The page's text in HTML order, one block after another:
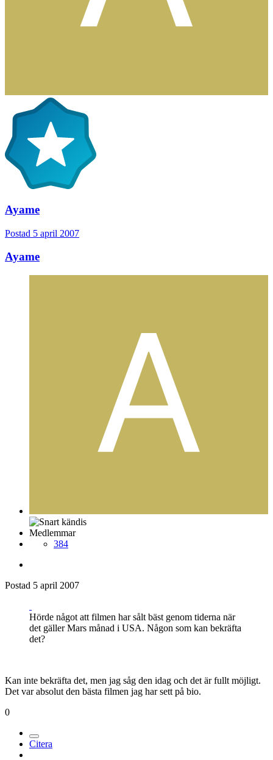
Ayame
Postad 5 april 2007
Ayame
Medlemmar
384
Postad 5 april 2007
Hörde något att filmen har sålt bäst genom tiderna när
det gäller Mars månad i USA. Någon som kan bekräfta
det?
Kan inte bekräfta det, men jag såg den idag och det är fullt möjligt.
Det var absolut den bästa filmen jag har sett på bio.
0
Citera